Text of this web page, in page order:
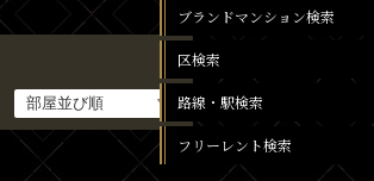
ブランドマンション検索
区検索
路線・駅検索
フリーレント検索